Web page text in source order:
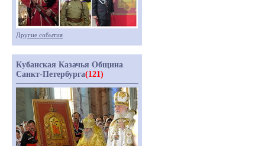
Другие события
Кубанская Казачья Община
Санкт-Петербурга(121)